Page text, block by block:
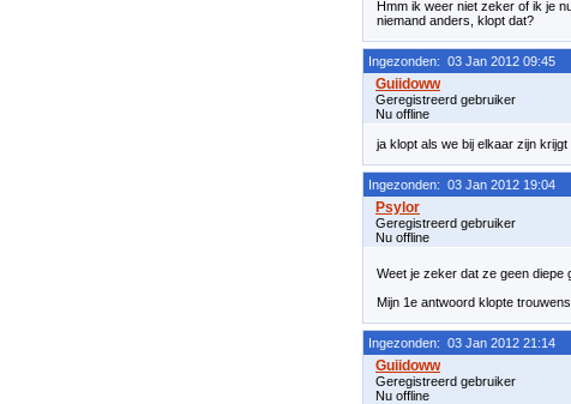
Hmm ik weer niet zeker of ik je
niemand anders, klopt dat?
Ingezonden: 03 Jan 2012 09:45
Geregistreerd gebruiker
Nu offline
ja klopt als we bij elkaar zijn
Ingezonden: 03 Jan 2012 19:04
Geregistreerd gebruiker
Nu offline
Weet je zeker dat ze geen diepe
Mijn 1e antwoord klopte
Ingezonden: 03 Jan 2012 21:14
Geregistreerd gebruiker
Nu offline